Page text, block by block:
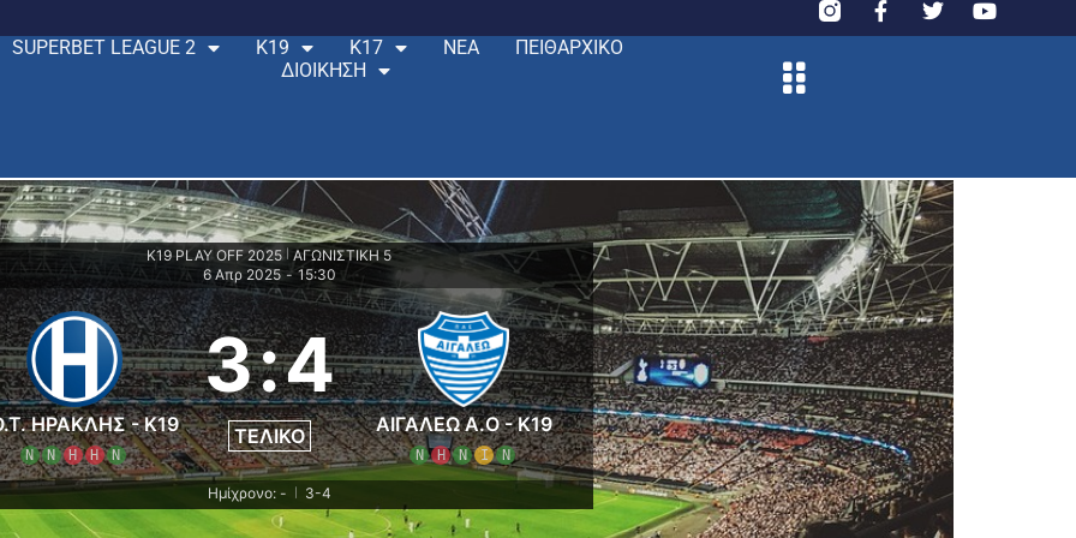
SUPERBET LEAGUE 2 Κ19 Κ17 ΝΕΑ
ΠΕΙΘΑΡΧΙΚΟ
ΔΙΟΙΚΗΣΗ
K19 PLAY OFF 2025 ΑΓΩΝΙΣΤΙΚΗ 5
6 Απρ 2025 - 15:30
ΗΡΑΚΛΗΣ - K19
Ν Ν Η Η Ν
3:4
ΤΕΛΙΚΌ ΑΙΓΑΛΕΩ A.O - K19
Ν Η Ν Ι Ν
Ημίχρονο: - 3-4